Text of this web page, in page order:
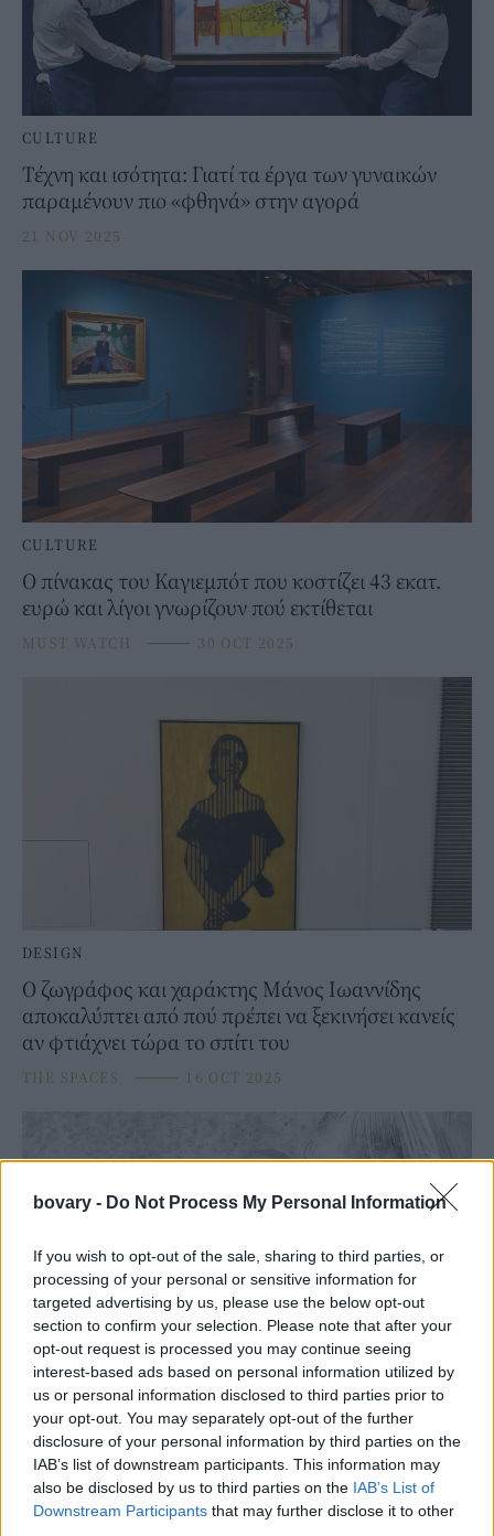
bovary - Do Not Process My Personal Information
If you wish to opt-out of the sale, sharing to third parties, or
processing of your personal or sensitive information for
targeted advertising by us, please use the below opt-out
section to confirm your selection. Please note that after your
opt-out request is processed you may continue seeing
interest-based ads based on personal information utilized by
us or personal information disclosed to third parties prior to
your opt-out. You may separately opt-out of the further
disclosure of your personal information by third parties on the
IAB’s list of downstream participants. This information may
also be disclosed by us to third parties on the IAB’s List of
Downstream Participants that may further disclose it to other
CULTURE
Τέχνη και ισότητα: Γιατί τα έργα των γυναικών
παραμένουν πιο «φθηνά» στην αγορά
21 NOV 2025
CULTURE
Ο πίνακας του Καγιεμπότ που κοστίζει 43 εκατ.
ευρώ και λίγοι γνωρίζουν πού εκτίθεται
MUST WATCH ⸻ 30 OCT 2025
DESIGN
Ο ζωγράφος και χαράκτης Μάνος Ιωαννίδης
αποκαλύπτει από πού πρέπει να ξεκινήσει κανείς
αν φτιάχνει τώρα το σπίτι του
THE SPACES ⸻ 16 OCT 2025
Το κορίτσι με την αλογοουρά: Η 19χρονη μούσα
του Πικάσο που μάγεψε τον κόσμο μέσα από 60
έργα
26 SEP 2025